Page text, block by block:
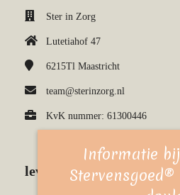
Ster in Zorg
Lutetiahof 47
6215Tl Maastricht
team@sterinzorg.nl
KvK nummer: 61300446
leven & sterven
Informatie
Stervensgoed®